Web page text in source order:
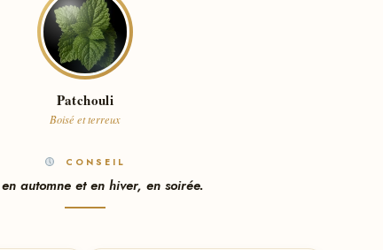
Patchouli
Boisé et terreux
CONSEIL
automne et en hiver, en soirée.